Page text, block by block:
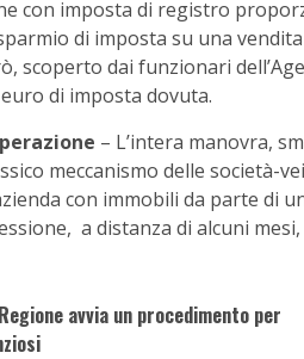
con imposta di registro
di imposta su una
scoperto dai funzionari
di imposta dovuta.
– L’intera manovra,
meccanismo delle società-
con immobili da parte di
a distanza di alcuni
avvia un procedimento per